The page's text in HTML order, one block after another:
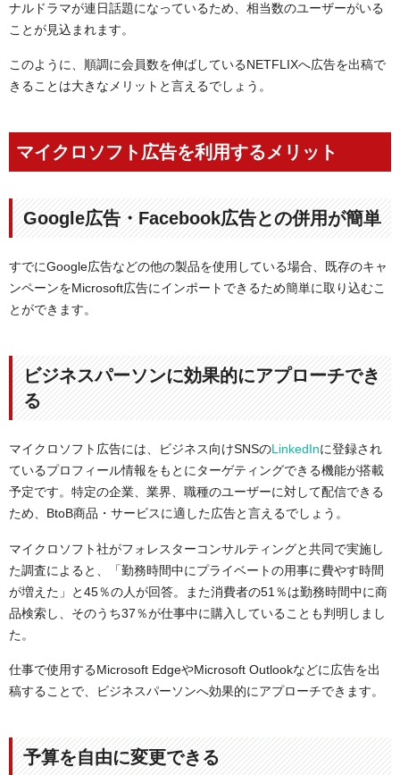
ナルドラマが連日話題になっているため、相当数のユーザーがいる
ことが見込まれます。
このように、順調に会員数を伸ばしているNETFLIXへ広告を出稿で
きることは大きなメリットと言えるでしょう。
マイクロソフト広告を利用するメリット
Google広告・Facebook広告との併用が簡単
すでにGoogle広告などの他の製品を使用している場合、既存のキャ
ンペーンをMicrosoft広告にインポートできるため簡単に取り込むこ
とができます。
ビジネスパーソンに効果的にアプローチでき
る
マイクロソフト広告には、ビジネス向けSNSのLinkedInに登録され
ているプロフィール情報をもとにターゲティングできる機能が搭載
予定です。特定の企業、業界、職種のユーザーに対して配信できる
ため、BtoB商品・サービスに適した広告と言えるでしょう。
マイクロソフト社がフォレスターコンサルティングと共同で実施し
た調査によると、「勤務時間中にプライベートの用事に費やす時間
が増えた」と45％の人が回答。また消費者の51％は勤務時間中に商
品検索し、そのうち37％が仕事中に購入していることも判明しまし
た。
仕事で使用するMicrosoft EdgeやMicrosoft Outlookなどに広告を出
稿することで、ビジネスパーソンへ効果的にアプローチできます。
予算を自由に変更できる